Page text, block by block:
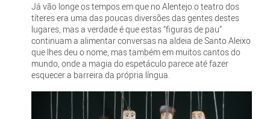
Já vão longe os tempos em que no Alentejo o teatro dos
títeres era uma das poucas diversões das gentes destes
lugares, mas a verdade é que estas “figuras de pau”
continuam a alimentar conversas na aldeia de Santo Aleixo
que lhes deu o nome, mas também em muitos cantos do
mundo, onde a magia do espetáculo parece até fazer
esquecer a barreira da própria língua.